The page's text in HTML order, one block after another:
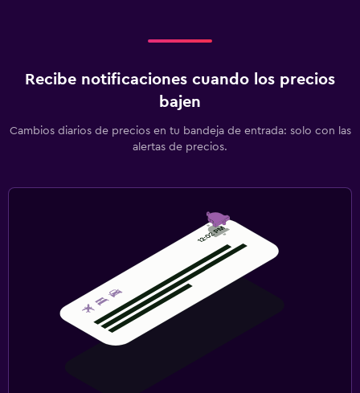
Recibe notificaciones cuando los precios
bajen
Cambios diarios de precios en tu bandeja de entrada: solo con las
alertas de precios.